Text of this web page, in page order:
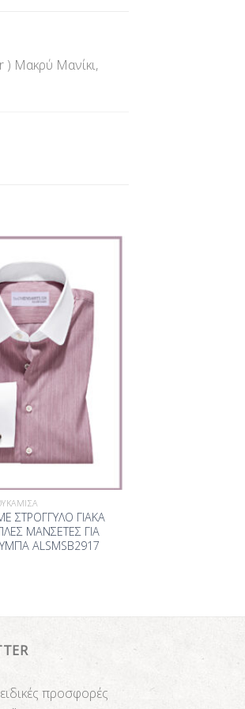
) Μακρύ Μανίκι,
στη Λίστα
Επιθυμίας
ΣΤΡΟΓΓΥΛΟ ΓΙΑΚΑ
ΜΑΝΣΕΤΕΣ ΓΙΑ
ALSMSB2917
προσφορές